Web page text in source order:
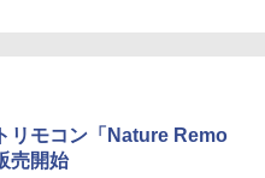
リモコン「Nature Remo
売開始